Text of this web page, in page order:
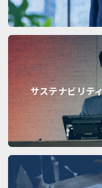
サステナビリテ